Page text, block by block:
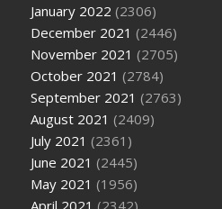
January 2022 (2306)
December 2021 (2446)
November 2021 (2705)
October 2021 (2784)
September 2021 (2763)
August 2021 (2409)
July 2021 (2361)
June 2021 (2445)
May 2021 (1956)